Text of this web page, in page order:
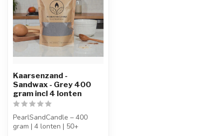
Kaarsenzand -
Sandwax - Grey 400
gram incl 4 lonten
PearlSandCandle – 400
gram | 4 lonten | 50+